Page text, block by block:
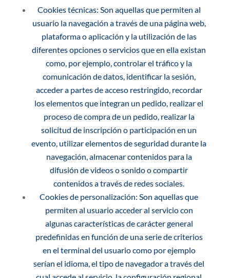
Cookies técnicas: Son aquellas que permiten al
usuario la navegación a través de una página web,
plataforma o aplicación y la utilización de las
diferentes opciones o servicios que en ella existan
como, por ejemplo, controlar el tráfico y la
comunicación de datos, identificar la sesión,
acceder a partes de acceso restringido, recordar
los elementos que integran un pedido, realizar el
proceso de compra de un pedido, realizar la
solicitud de inscripción o participación en un
evento, utilizar elementos de seguridad durante la
navegación, almacenar contenidos para la
difusión de videos o sonido o compartir
contenidos a través de redes sociales.
Cookies de personalización: Son aquellas que
permiten al usuario acceder al servicio con
algunas características de carácter general
predefinidas en función de una serie de criterios
en el terminal del usuario como por ejemplo
serían el idioma, el tipo de navegador a través del